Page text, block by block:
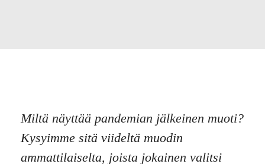
Miltä näyttää pandemian jälkeinen muoti?
Kysyimme sitä viideltä muodin
ammattilaiselta, joista jokainen valitsi